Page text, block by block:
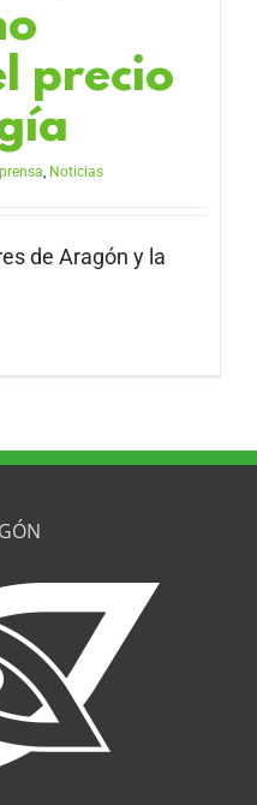
precio
Noticias
de Aragón y la